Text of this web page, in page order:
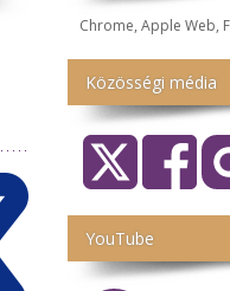
Chrome, Apple Web,
Közösségi média
YouTube